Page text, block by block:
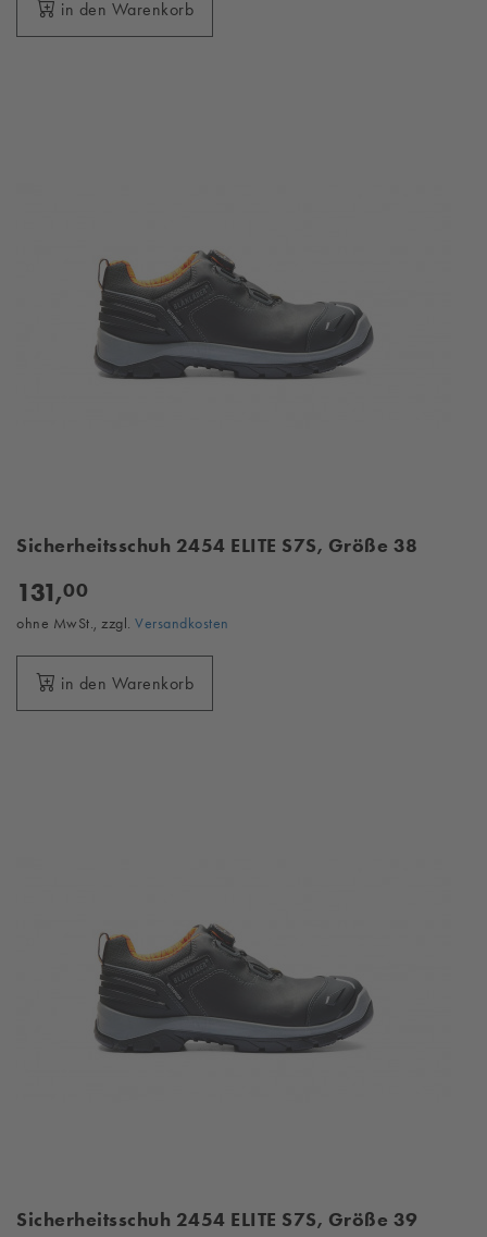
in den Warenkorb
Sicherheitsschuh 2454 ELITE S7S, Größe 38
131,00
ohne MwSt., zzgl. Versandkosten
in den Warenkorb
Sicherheitsschuh 2454 ELITE S7S, Größe 39